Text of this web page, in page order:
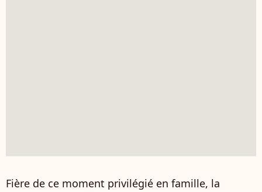
Fière de ce moment privilégié en famille, la